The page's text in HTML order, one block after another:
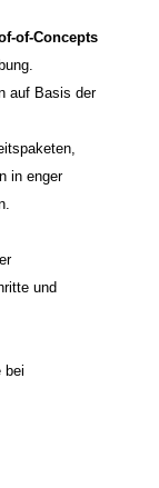
of-Concepts
auf Basis der
in enger
und
bei